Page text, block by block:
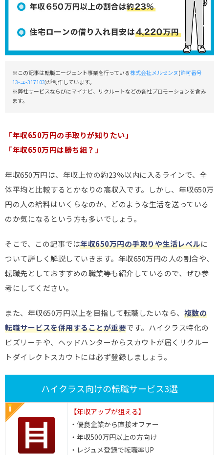
※この記事は転職エージェント事業を行っている株式会社メルセンヌ(許可番号
13-ユ-317103)が制作しています。
※弊社サービスならびにマイナビ、リクルートなどの各社プロモーションを含み
ます。
「年収650万円の手取りが知りたい」
「年収650万円は勝ち組？」
年収650万円は、年収上位の約23％以内に入るラインで、全
体平均と比較するとかなりの高収入です。しかし、年収650万
円の人の給料はいくらなのか、どのような生活を送っている
のか気になるという方も多いでしょう。
そこで、この記事では年収650万円の手取りや生活レベルに
ついて詳しく解説していきます。年収650万円の人の割合や、
転職先としておすすめの職業等も紹介しているので、ぜひ参
考にしてください。
また、年収650万円以上を目指して転職したいなら、 複数の
転職サービスを併用することが重要です。ハイクラス特化の
ビズリーチや、ヘッドハンターからスカウトが届くリクルー
トダイレクトスカウトには必ず登録しましょう。
ハイクラス向けの転職サービス3選
【年収アップが狙える】
・優良企業から直接オファー
・年収500万円以上の方向け
・レジュメ登録で転職率UP